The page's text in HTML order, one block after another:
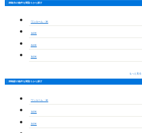
津島市の物件を間取りから探す
ワンルーム・1K
1LDK
2LDK
3LDK
もっと見る
津島駅の物件を間取りから探す
ワンルーム・1K
1LDK
2LDK